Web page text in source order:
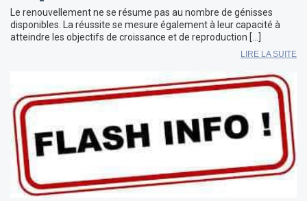
Le renouvellement ne se résume pas au nombre de génisses
disponibles. La réussite se mesure également à leur capacité à
atteindre les objectifs de croissance et de reproduction […]
LIRE LA SUITE